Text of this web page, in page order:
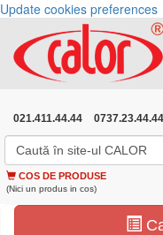
Update cookies preferences
021.411.44.44 0737.23.44.44
COS DE PRODUSE
(Nici un produs in cos)